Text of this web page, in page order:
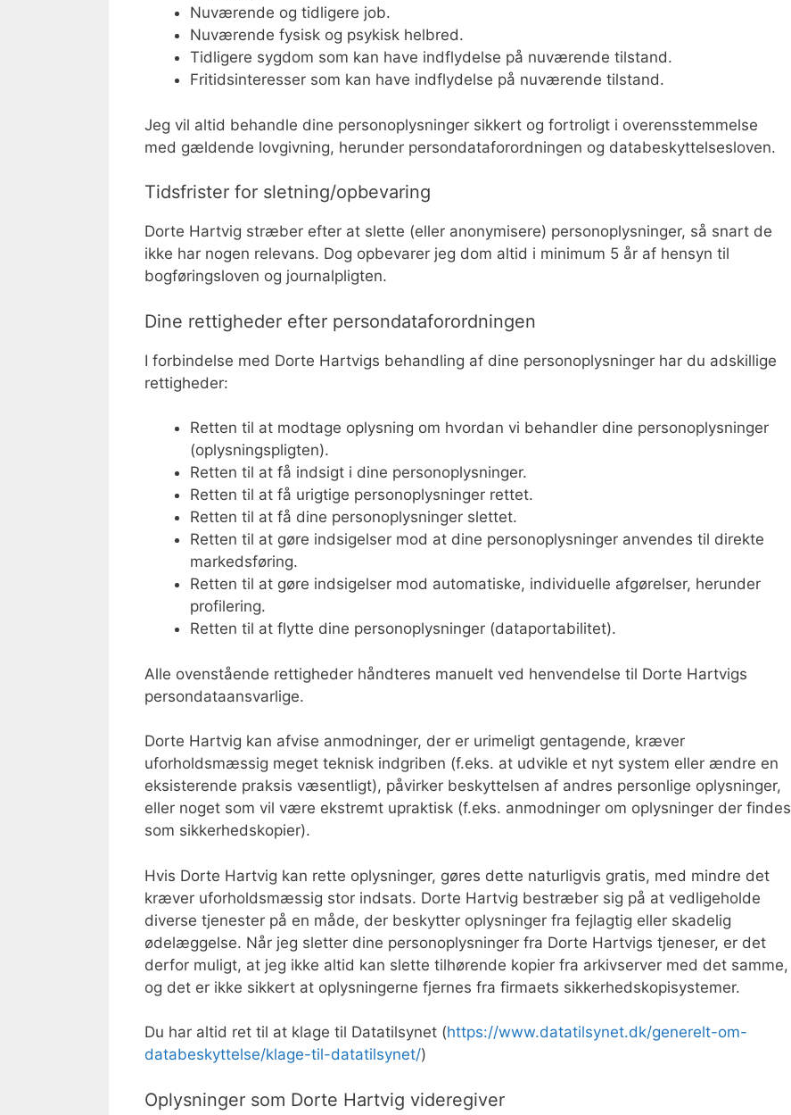
Nuværende og tidligere job.
Nuværende fysisk og psykisk helbred.
Tidligere sygdom som kan have indflydelse på nuværende tilstand.
Fritidsinteresser som kan have indflydelse på nuværende tilstand.
Jeg vil altid behandle dine personoplysninger sikkert og fortroligt i overensstemmelse
med gældende lovgivning, herunder persondataforordningen og databeskyttelsesloven.
Tidsfrister for sletning/opbevaring
Dorte Hartvig stræber efter at slette (eller anonymisere) personoplysninger, så snart de
ikke har nogen relevans. Dog opbevarer jeg dom altid i minimum 5 år af hensyn til
bogføringsloven og journalpligten.
Dine rettigheder efter persondataforordningen
I forbindelse med Dorte Hartvigs behandling af dine personoplysninger har du adskillige
rettigheder:
Retten til at modtage oplysning om hvordan vi behandler dine personoplysninger
(oplysningspligten).
Retten til at få indsigt i dine personoplysninger.
Retten til at få urigtige personoplysninger rettet.
Retten til at få dine personoplysninger slettet.
Retten til at gøre indsigelser mod at dine personoplysninger anvendes til direkte
markedsføring.
Retten til at gøre indsigelser mod automatiske, individuelle afgørelser, herunder
profilering.
Retten til at flytte dine personoplysninger (dataportabilitet).
Alle ovenstående rettigheder håndteres manuelt ved henvendelse til Dorte Hartvigs
persondataansvarlige.
Dorte Hartvig kan afvise anmodninger, der er urimeligt gentagende, kræver
uforholdsmæssig meget teknisk indgriben (f.eks. at udvikle et nyt system eller ændre en
eksisterende praksis væsentligt), påvirker beskyttelsen af andres personlige oplysninger,
eller noget som vil være ekstremt upraktisk (f.eks. anmodninger om oplysninger der findes
som sikkerhedskopier).
Hvis Dorte Hartvig kan rette oplysninger, gøres dette naturligvis gratis, med mindre det
kræver uforholdsmæssig stor indsats. Dorte Hartvig bestræber sig på at vedligeholde
diverse tjenester på en måde, der beskytter oplysninger fra fejlagtig eller skadelig
ødelæggelse. Når jeg sletter dine personoplysninger fra Dorte Hartvigs tjeneser, er det
derfor muligt, at jeg ikke altid kan slette tilhørende kopier fra arkivserver med det samme,
og det er ikke sikkert at oplysningerne fjernes fra firmaets sikkerhedskopisystemer.
Du har altid ret til at klage til Datatilsynet (https://www.datatilsynet.dk/generelt-om-
databeskyttelse/klage-til-datatilsynet/)
Oplysninger som Dorte Hartvig videregiver